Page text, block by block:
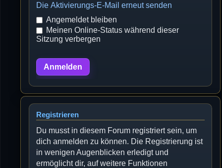
Die Aktivierungs-E-Mail erneut senden
Angemeldet bleiben
Meinen Online-Status während dieser
Sitzung verbergen
Registrieren
Du musst in diesem Forum registriert sein, um
dich anmelden zu können. Die Registrierung ist
in wenigen Augenblicken erledigt und
ermöglicht dir, auf weitere Funktionen